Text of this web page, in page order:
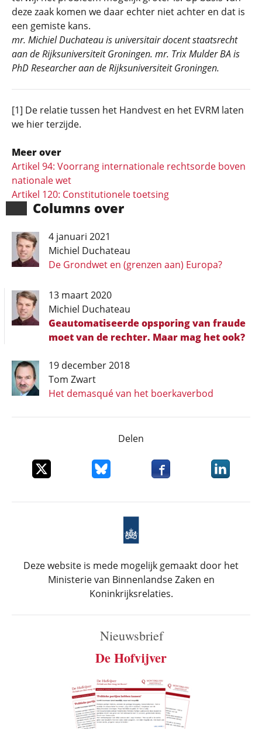
deze zaak komen we daar echter niet achter en dat is
een gemiste kans.
mr. Michiel Duchateau is universitair docent staatsrecht
aan de Rijksuniversiteit Groningen. mr. Trix Mulder BA is
PhD Researcher aan de Rijksuniversiteit Groningen.
[1] De relatie tussen het Handvest en het EVRM laten
we hier terzijde.
Meer over
Artikel 94: Voorrang internationale rechtsorde boven
nationale wet
Artikel 120: Constitutionele toetsing
Columns over
4 januari 2021
Michiel Duchateau
De Grondwet en (grenzen aan) Europa?
13 maart 2020
Michiel Duchateau
Geautomatiseerde opsporing van fraude
moet van de rechter. Maar mag het ook?
19 december 2018
Tom Zwart
Het demasqué van het boerkaverbod
Delen
Deel dit item op XDeel dit item op Bluesky
Deel dit item opDeel dit
Deze website is mede mogelijk gemaakt door het
Ministerie van Binnenlandse Zaken en
Koninkrijksrelaties.
Nieuwsbrief
De Hofvijver